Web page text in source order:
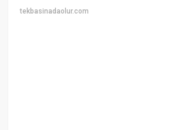
tekbasinadaolur.com